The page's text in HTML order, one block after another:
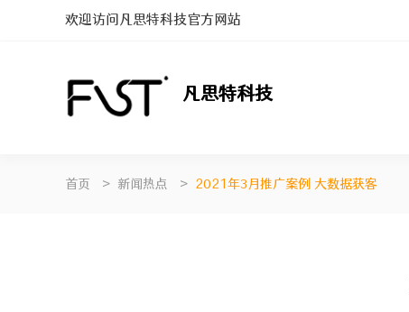
欢迎访问凡思特科技官方网站
凡思特科技
首页 > 新闻热点 > 2021年3月推广案例 大数据获客